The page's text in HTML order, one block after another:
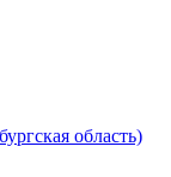
область)